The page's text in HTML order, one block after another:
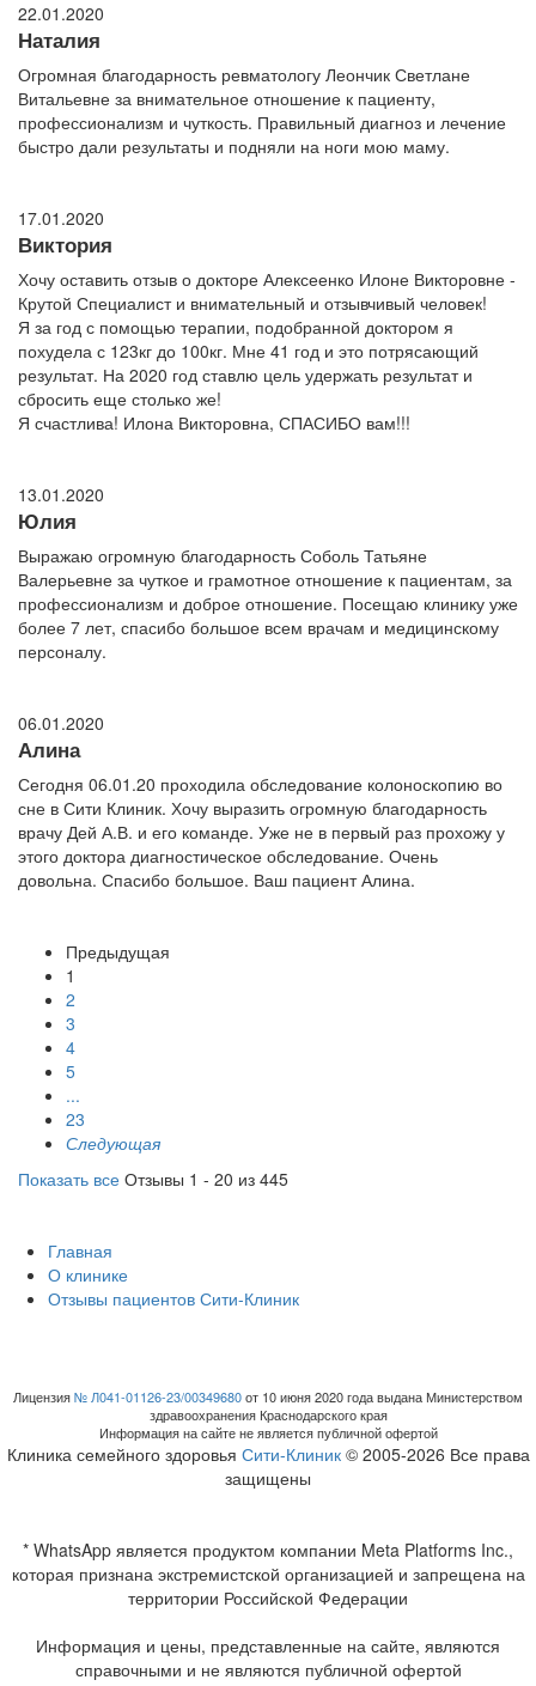
22.01.2020
Наталия
Огромная благодарность ревматологу Леончик Светлане
Витальевне за внимательное отношение к пациенту,
профессионализм и чуткость. Правильный диагноз и лечение
быстро дали результаты и подняли на ноги мою маму.
17.01.2020
Виктория
Хочу оставить отзыв о докторе Алексеенко Илоне Викторовне -
Крутой Специалист и внимательный и отзывчивый человек!
Я за год с помощью терапии, подобранной доктором я
похудела с 123кг до 100кг. Мне 41 год и это потрясающий
результат. На 2020 год ставлю цель удержать результат и
сбросить еще столько же!
Я счастлива! Илона Викторовна, СПАСИБО вам!!!
13.01.2020
Юлия
Выражаю огромную благодарность Соболь Татьяне
Валерьевне за чуткое и грамотное отношение к пациентам, за
профессионализм и доброе отношение. Посещаю клинику уже
более 7 лет, спасибо большое всем врачам и медицинскому
персоналу.
06.01.2020
Алина
Сегодня 06.01.20 проходила обследование колоноскопию во
сне в Сити Клиник. Хочу выразить огромную благодарность
врачу Дей А.В. и его команде. Уже не в первый раз прохожу у
этого доктора диагностическое обследование. Очень
довольна. Спасибо большое. Ваш пациент Алина.
Предыдущая
1
2
3
4
5
...
23
Следующая
Показать все Отзывы 1 - 20 из 445
Главная
О клинике
Отзывы пациентов Сити-Клиник
Лицензия№ Л041-01126-23/00349680от 10 июня 2020 года выдана Министерством
здравоохранения Краснодарского края
Информация на сайте не является публичной офертой
Клиника семейного здоровья Сити-Клиник© 2005-2026 Все права
защищены
* WhatsApp является продуктом компании Meta Platforms Inc.,
которая признана экстремистской организацией и запрещена на
территории Российской Федерации
Информация и цены, представленные на сайте, являются
справочными и не являются публичной офертой